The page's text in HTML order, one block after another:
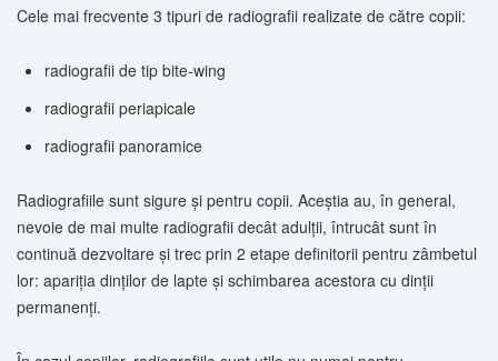
Cele mai frecvente 3 tipuri de radiografii realizate de către copii:
radiografii de tip bite-wing
radiografii periapicale
radiografii panoramice
Radiografiile sunt sigure şi pentru copii. Aceştia au, în general,
nevoie de mai multe radiografii decât adulţii, întrucât sunt în
continuă dezvoltare şi trec prin 2 etape definitorii pentru zâmbetul
lor: apariţia dinţilor de lapte şi schimbarea acestora cu dinţii
permanenţi.